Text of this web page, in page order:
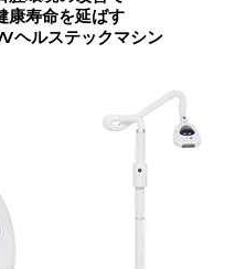
康寿命を延ばす
ヘルステックマシン